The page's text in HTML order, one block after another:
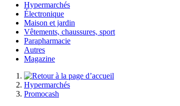
Hypermarchés
Électronique
Maison et jardin
Vêtements, chaussures, sport
Parapharmacie
Autres
Magazine
Hypermarchés
Promocash